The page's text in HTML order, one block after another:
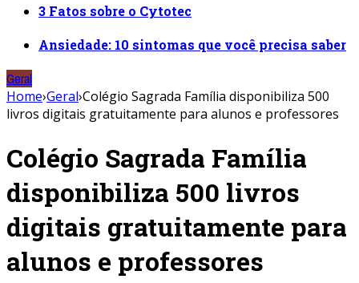
3 Fatos sobre o Cytotec
Ansiedade: 10 sintomas que você precisa saber
Geral
Home›Geral›Colégio Sagrada Família disponibiliza 500
livros digitais gratuitamente para alunos e professores
Colégio Sagrada Família
disponibiliza 500 livros
digitais gratuitamente para
alunos e professores